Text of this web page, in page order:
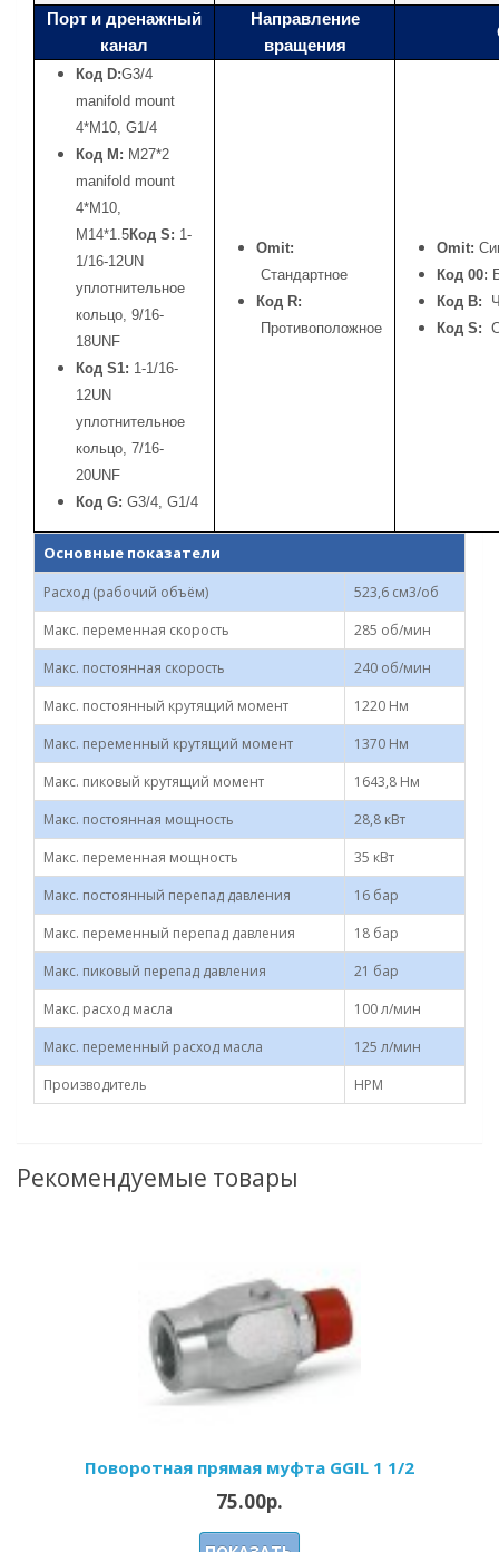
Порт и дренажный
канал
Направление
вращения
Код D:G3/4
manifold mount
4*M10, G1/4
Код М: М27*2
manifold mount
4*M10,
M14*1.5Код S: 1-
1/16-12UN
уплотнительное
кольцо, 9/16-
18UNF
Код S1: 1-1/16-
12UN
уплотнительное
кольцо, 7/16-
20UNF
Код G: G3/4, G1/4
Omit:
Стандартное
Код R:
Противоположное
Omit:
Код 00:
Код B:
Код S:
Основные показатели
Расход (рабочий объём)
523,6 см3/об
Макс. переменная скорость
285 об/мин
Макс. постоянная скорость
240 об/мин
Макс. постоянный крутящий момент
1220 Нм
Макс. переменный крутящий момент
1370 Нм
Макс. пиковый крутящий момент
1643,8 Нм
Макс. постоянная мощность
28,8 кВт
Макс. переменная мощность
35 кВт
Макс. постоянный перепад давления
16 бар
Макс. переменный перепад давления
18 бар
Макс. пиковый перепад давления
21 бар
Макс. расход масла
100 л/мин
Макс. переменный расход масла
125 л/мин
Производитель
HPM
Рекомендуемые товары
Поворотная прямая муфта GGIL 1 1/2
75.00р.